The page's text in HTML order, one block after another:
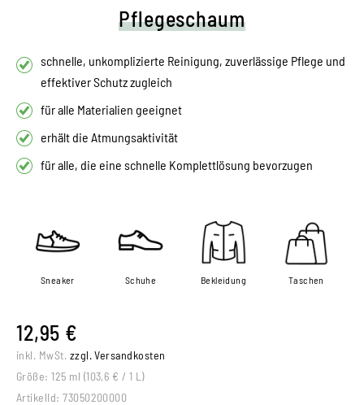
Pflegeschaum
schnelle, unkomplizierte Reinigung, zuverlässige Pflege und
effektiver Schutz zugleich
für alle Materialien geeignet
erhält die Atmungsaktivität
für alle, die eine schnelle Komplettlösung bevorzugen
Sneaker Schuhe Bekleidung Taschen
12,95 €
inkl. MwSt. zzgl. Versandkosten
Größe: 125 ml (103,6 € / 1 L)
ArtikelId: 73050200000